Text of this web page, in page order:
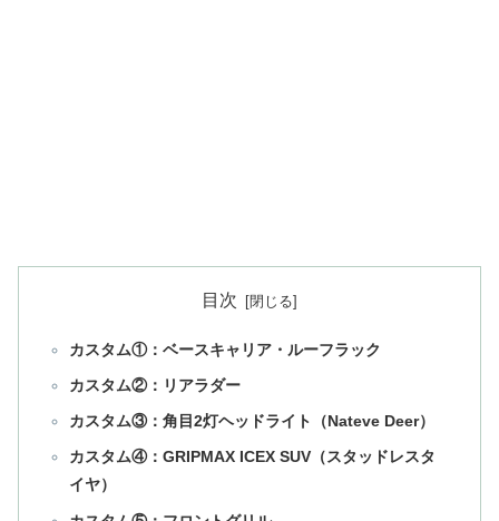
目次
カスタム①：ベースキャリア・ルーフラック
カスタム②：リアラダー
カスタム③：角目2灯ヘッドライト（Nateve Deer）
カスタム④：GRIPMAX ICEX SUV（スタッドレスタ
イヤ）